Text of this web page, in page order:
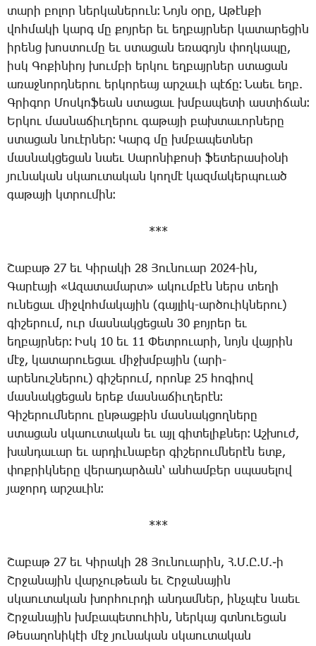
տա­րի բո­լոր ներ­կա­նե­րուն։ ­Նոյն օ­րը, Ա­թէն­քի
վոհ­մա­կի կարգ մը քոյ­րեր եւ եղ­բայր­ներ կա­տա­րե­ցին
ի­րենց խոս­տու­մը եւ ստա­ցան ե­ռա­գոյն փող­կա­պը,
իսկ ­Գո­քի­նիոյ խում­բի եր­կու եղ­բայր­ներ ստա­ցան
ա­ռաջ­նորդ­նե­րու եր­կո­րեայ ար­շա­ւի պէ­ճը։ ­Նաեւ եղբ.
Գ­րի­գոր ­Մոս­կո­ֆեան ստա­ցաւ խմբա­պե­տի աս­տի­ճան։
Եր­կու մաս­նա­ճիւ­ղե­րու գա­թա­յի բախ­տա­ւոր­նե­րը
ստա­ցան նուէր­ներ։ ­Կարգ մը խմբա­պետ­ներ
մաս­նակ­ցե­ցան նաեւ ­Սա­րո­նի­քո­սի ֆե­տե­րա­սիօ­նի
յու­նա­կան սկաու­տա­կան կող­մէ կազ­մա­կեր­պո­ւած
գա­թա­յի կտրու­մին։
***
­Շա­բաթ 27 եւ ­Կի­րա­կի 28 ­Յու­նո­ւար 2024-ին,
­Գա­րէա­յի «Ա­զա­տա­մարտ» ա­կում­բէն ներս տե­ղի
ու­նե­ցաւ միջ­վոհ­մա­կա­յին (գայ­լիկ-ար­ծուիկ­նե­րու)
գի­շե­րում, ուր մաս­նակ­ցե­ցան 30 քոյ­րեր եւ
եղ­բայր­ներ։ Իսկ 10 եւ 11 ­Փետրուա­րի, նոյն վայ­րին
մէջ, կա­տա­րո­ւե­ցաւ միջխմ­բա­յին (ա­րի-
ա­րե­նուշ­նե­րու) գի­շե­րում, ո­րոնք 25 հո­գիով
մաս­նակ­ցե­ցան ե­րեք մաս­նա­ճիւ­ղե­րէն։
­Գի­շե­րում­նե­րու ըն­թաց­քին մաս­նակ­ցող­նե­րը
ստա­ցան սկաու­տա­կան եւ այլ գի­տե­լիք­ներ։ Աշ­խուժ,
խան­դա­ւար եւ ար­դիւ­նա­բեր գի­շե­րում­նե­րէն ետք,
փոք­րիկ­նե­րը վե­րա­դար­ձան՝ ան­համ­բեր սպա­սե­լով
յա­ջորդ ար­շա­ւին։
***
­Շա­բաթ 27 եւ ­Կի­րա­կի 28 ­Յու­նո­ւա­րին, Հ.Մ.Ը.Մ.֊ի
Շր­ջա­նա­յին վար­չու­թեան եւ Շր­ջա­նա­յին
սկաու­տա­կան խոր­հուր­դի ան­դամ­ներ, ինչ­պէս նաեւ
Շր­ջա­նա­յին խմբա­պե­տու­հին, ներ­կայ գտնո­ւե­ցան
­Թե­սա­ղո­նի­կէի մէջ յու­նա­կան սկաու­տա­կան